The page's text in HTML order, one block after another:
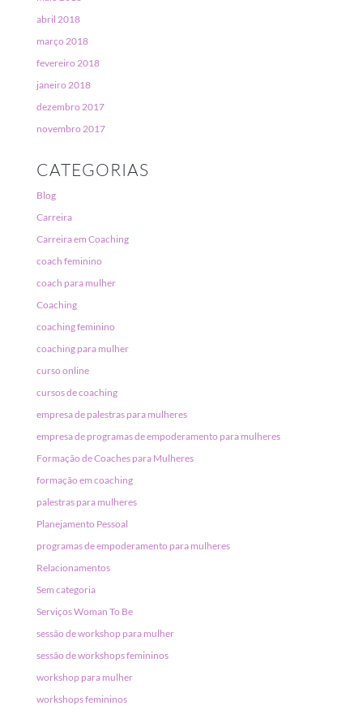
abril 2018
março 2018
fevereiro 2018
janeiro 2018
dezembro 2017
novembro 2017
CATEGORIAS
Blog
Carreira
Carreira em Coaching
coach feminino
coach para mulher
Coaching
coaching feminino
coaching para mulher
curso online
cursos de coaching
empresa de palestras para mulheres
empresa de programas de empoderamento para mulheres
Formação de Coaches para Mulheres
formação em coaching
palestras para mulheres
Planejamento Pessoal
programas de empoderamento para mulheres
Relacionamentos
Sem categoria
Serviços Woman To Be
sessão de workshop para mulher
sessão de workshops femininos
workshop para mulher
workshops femininos